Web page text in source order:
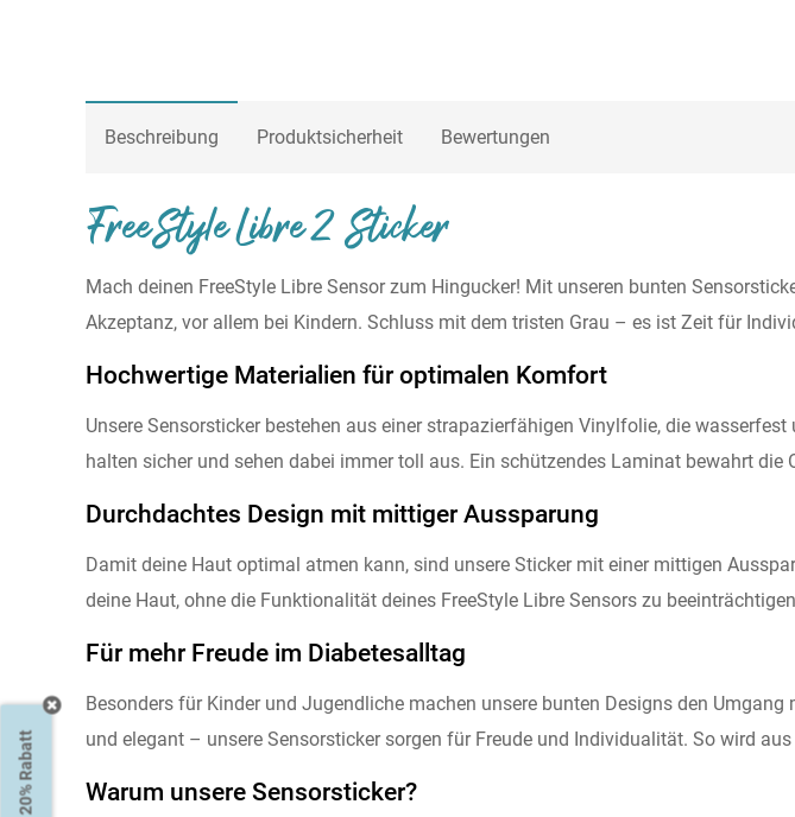
Beschreibung Produktsicherheit Bewertungen
FreeStyle Libre 2 Sticker
Mach deinen FreeStyle Libre Sensor zum Hingucker! Mit unseren bunten
Akzeptanz, vor allem bei Kindern. Schluss mit dem tristen Grau – es ist Zeit für
Hochwertige Materialien für optimalen Komfort
Unsere Sensorsticker bestehen aus einer strapazierfähigen Vinylfolie, die
halten sicher und sehen dabei immer toll aus. Ein schützendes Laminat bewahrt die
Durchdachtes Design mit mittiger Aussparung
Damit deine Haut optimal atmen kann, sind unsere Sticker mit einer mittigen
deine Haut, ohne die Funktionalität deines FreeStyle Libre Sensors zu
Für mehr Freude im Diabetesalltag
Besonders für Kinder und Jugendliche machen unsere bunten Designs den
und elegant – unsere Sensorsticker sorgen für Freude und Individualität. So wird
Warum unsere Sensorsticker?
20% Rabatt